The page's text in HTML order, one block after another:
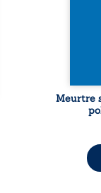
Meurtre